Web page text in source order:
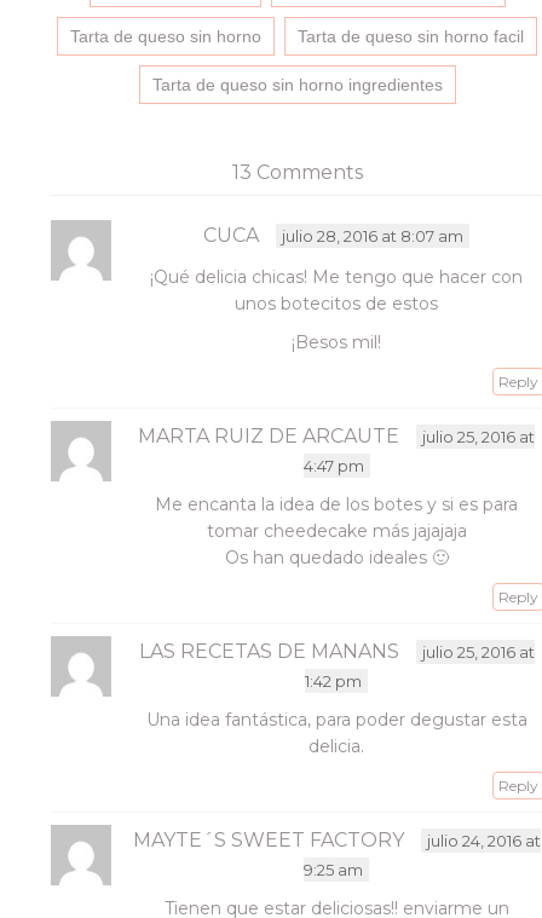
Tarta de queso sin horno Tarta de queso sin horno facil
Tarta de queso sin horno ingredientes
13 Comments
CUCA julio 28, 2016 at 8:07 am
¡Qué delicia chicas! Me tengo que hacer con
unos botecitos de estos
¡Besos mil!
Reply
MARTA RUIZ DE ARCAUTE
julio 25, 2016 at
4:47 pm
Me encanta la idea de los botes y si es para
tomar cheedecake más jajajaja
Os han quedado ideales 🙂
Reply
LAS RECETAS DE MANANS
julio 25, 2016 at
1:42 pm
Una idea fantástica, para poder degustar esta
delicia.
Reply
MAYTE´S SWEET FACTORY
julio 24, 2016 at
9:25 am
Tienen que estar deliciosas!! enviarme un